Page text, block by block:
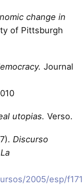
change in
of Pittsburgh
Journal
utopias. Verso.
Discurso
2005/esp/